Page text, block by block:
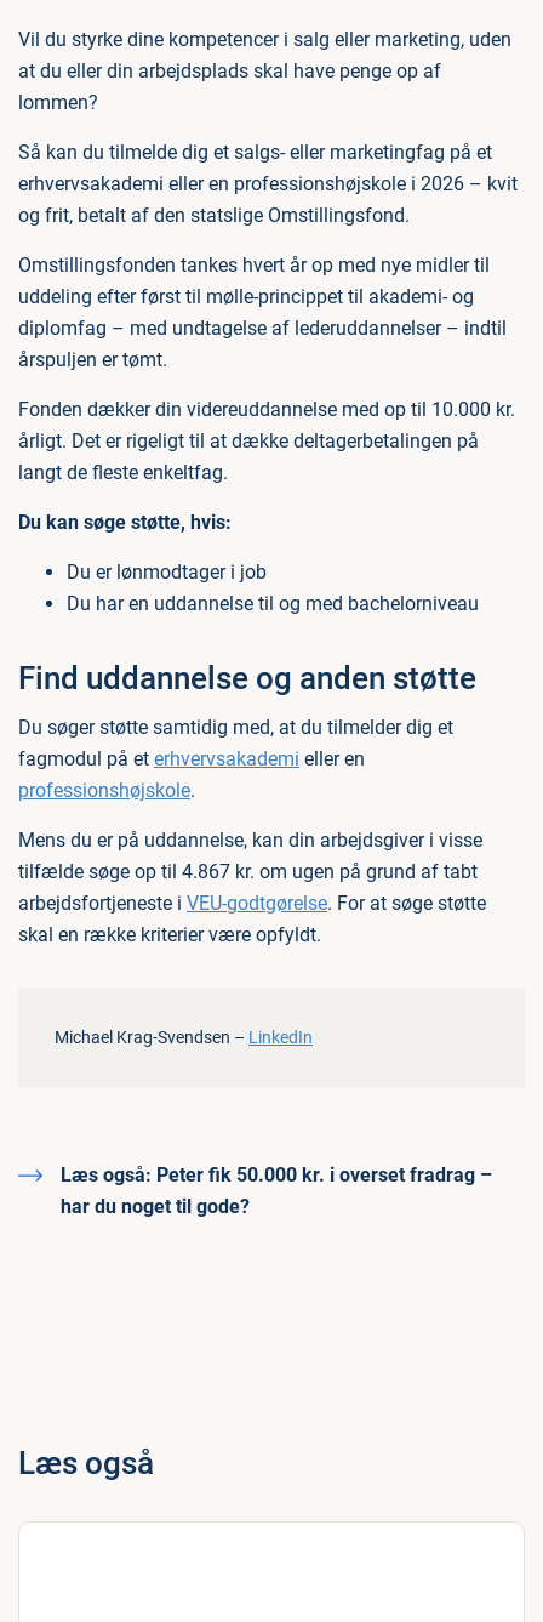
Vil du styrke dine kompetencer i salg eller marketing, uden
at du eller din arbejdsplads skal have penge op af
lommen?
Så kan du tilmelde dig et salgs- eller marketingfag på et
erhvervsakademi eller en professionshøjskole i 2026 – kvit
og frit, betalt af den statslige Omstillingsfond.
Omstillingsfonden tankes hvert år op med nye midler til
uddeling efter først til mølle-princippet til akademi- og
diplomfag – med undtagelse af lederuddannelser – indtil
årspuljen er tømt.
Fonden dækker din videreuddannelse med op til 10.000 kr.
årligt. Det er rigeligt til at dække deltagerbetalingen på
langt de fleste enkeltfag.
Du kan søge støtte, hvis:
Du er lønmodtager i job
Du har en uddannelse til og med bachelorniveau
Find uddannelse og anden støtte
Du søger støtte samtidig med, at du tilmelder dig et
fagmodul på et erhvervsakademi eller en
professionshøjskole.
Mens du er på uddannelse, kan din arbejdsgiver i visse
tilfælde søge op til 4.867 kr. om ugen på grund af tabt
arbejdsfortjeneste i VEU-godtgørelse. For at søge støtte
skal en række kriterier være opfyldt.
Michael Krag-Svendsen – LinkedIn
Læs også: Peter fik 50.000 kr. i overset fradrag –
har du noget til gode?
Læs også